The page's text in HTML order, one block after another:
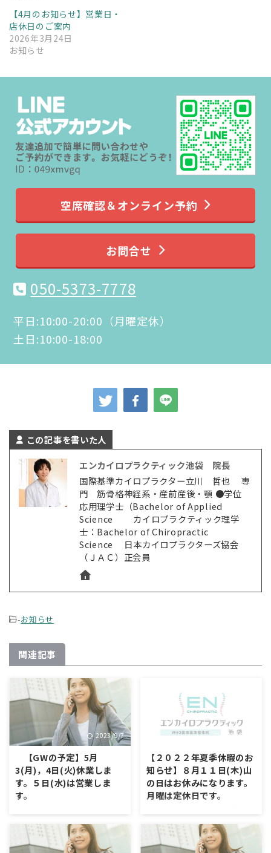
【4月のお知らせ】営業日・
店休日のご案内
2026年3月24日
お知らせ
空席確認＆オンライン予約
お問合せ
050-5373-7778
平日:10:00-20:00（月曜定休）
土日:10:00-18:00
この記事を書いた人
エンカイロプラクティック池袋 院長
国際基準カイロプラクター立川 哲也 専
門 筋骨格神経系・産前産後・顎 ●学位
応用理学士（Bachelor of Applied
Science カイロプラクティック理学
士：Bachelor of Chiropractic
Science 日本カイロプラクターズ協会
（ＪＡＣ）正会員
-お知らせ
関連記事
2023/9/7
【GWの予定】5月
3(月)，4日(火)休業しま
す。５日(水)は営業しま
す。
記になります。 いつもホームペ
ージをご覧いただき、ありがと
うございます。 誠に勝手ではご
2022/7/31
【２０２２年夏季休暇のお
知らせ】８月１１日(木)山
の日はお休みになります。
月曜は定休日です。
だき、ありがとうございます。
２０２２年夏季休暇のお知ら
せ】８月１１日(木)山の日はお